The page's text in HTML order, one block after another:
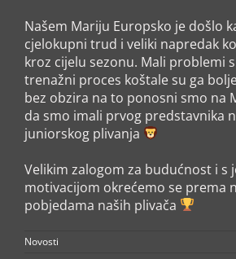
Našem Mariju Europsko je došlo
cjelokupni trud i veliki napredak
kroz cijelu sezonu. Mali problemi
trenažni proces koštale su ga
bez obzira na to ponosni smo na
da smo imali prvog predstavnika
juniorskog plivanja
Velikim zalogom za budućnost i s
motivacijom okrećemo se prema
pobjedama naših plivača
Novosti